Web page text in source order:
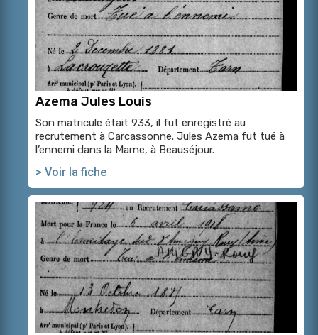
Azema Jules Louis
Son matricule était 933, il fut enregistré au
recrutement à Carcassonne. Jules Azema fut tué à
l’ennemi dans la Marne, à Beauséjour.
> Voir la fiche